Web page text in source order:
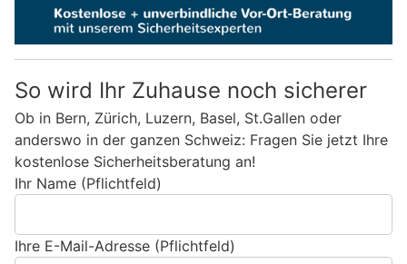
So wird Ihr Zuhause noch sicherer
Ob in Bern, Zürich, Luzern, Basel, St.Gallen oder
anderswo in der ganzen Schweiz: Fragen Sie jetzt Ihre
kostenlose Sicherheitsberatung an!
Ihr Name (Pflichtfeld)
Ihre E-Mail-Adresse (Pflichtfeld)